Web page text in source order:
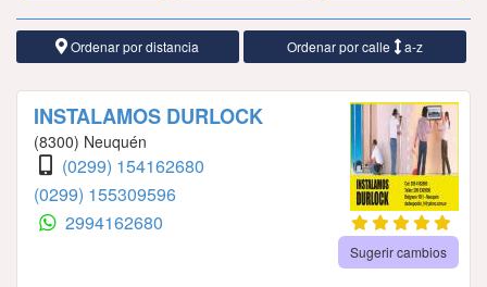
Ordenar por distancia Ordenar por calle a-z
INSTALAMOS DURLOCK
(8300) Neuquén
(0299) 154162680
(0299) 155309596
2994162680
Sugerir cambios